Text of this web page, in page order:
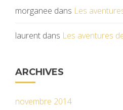
morganee dans Les
laurent dans Les aventures
ARCHIVES
novembre 2014